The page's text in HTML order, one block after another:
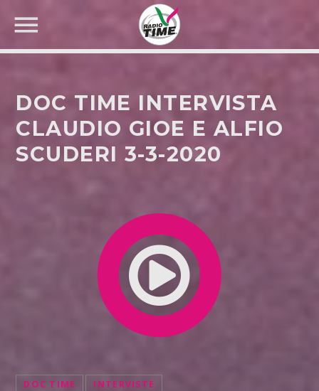
CERCA NEL SITO WEB:
DOC TIME INTERVISTA
CLAUDIO GIOE E ALFIO
SCUDERI 3-3-2020
DOC TIME INTERVISTE